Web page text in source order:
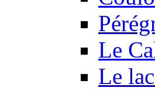
Le
Le